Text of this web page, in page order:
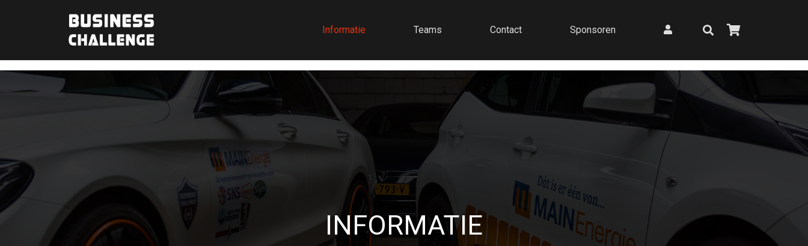
Informatie Teams Contact Sponsoren
How to Get Rid of From Your Mac? Folks have trouble. It
may make your computer to perform slower and with errors. Listed here is how you can eliminate free your self for good out
INFORMATIE